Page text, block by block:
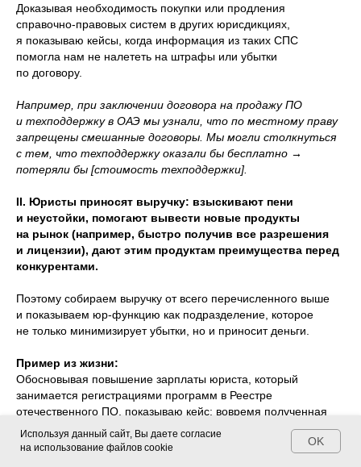
Доказывая необходимость покупки или продления
справочно-правовых систем в других юрисдикциях,
я показываю кейсы, когда информация из таких СПС
помогла нам не налететь на штрафы или убытки
по договору.
Например, при заключении договора на продажу ПО
и техподдержку в ОАЭ мы узнали, что по местному праву
запрещены смешанные договоры. Мы могли столкнуться
с тем, что техподдержку оказали бы бесплатно →
потеряли бы [стоимость техподдержки].
II. Юристы приносят выручку: взыскивают пени
и неустойки, помогают вывести новые продукты
на рынок (например, быстро получив все разрешения
и лицензии), дают этим продуктам преимущества перед
конкурентами.
Поэтому собираем выручку от всего перечисленного выше
и показываем юр-функцию как подразделение, которое
не только минимизирует убытки, но и приносит деньги.
Пример из жизни:
Обосновывая повышение зарплаты юриста, который
занимается регистрациями программ в Реестре
отечественного ПО, показываю кейс: вовремя полученная
регистрация помогла продать программу госзаказчику,
у которого одним из требований в тендере была такая
Автор: Александра Штенгауэр, Executive
Master of Management in Law,
руководитель юридического
преподаватель Академии юридического
менеджмента
Используя данный сайт, Вы даете согласие
на использование файлов cookie
OK